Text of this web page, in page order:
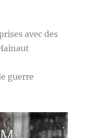
avec des
guerre